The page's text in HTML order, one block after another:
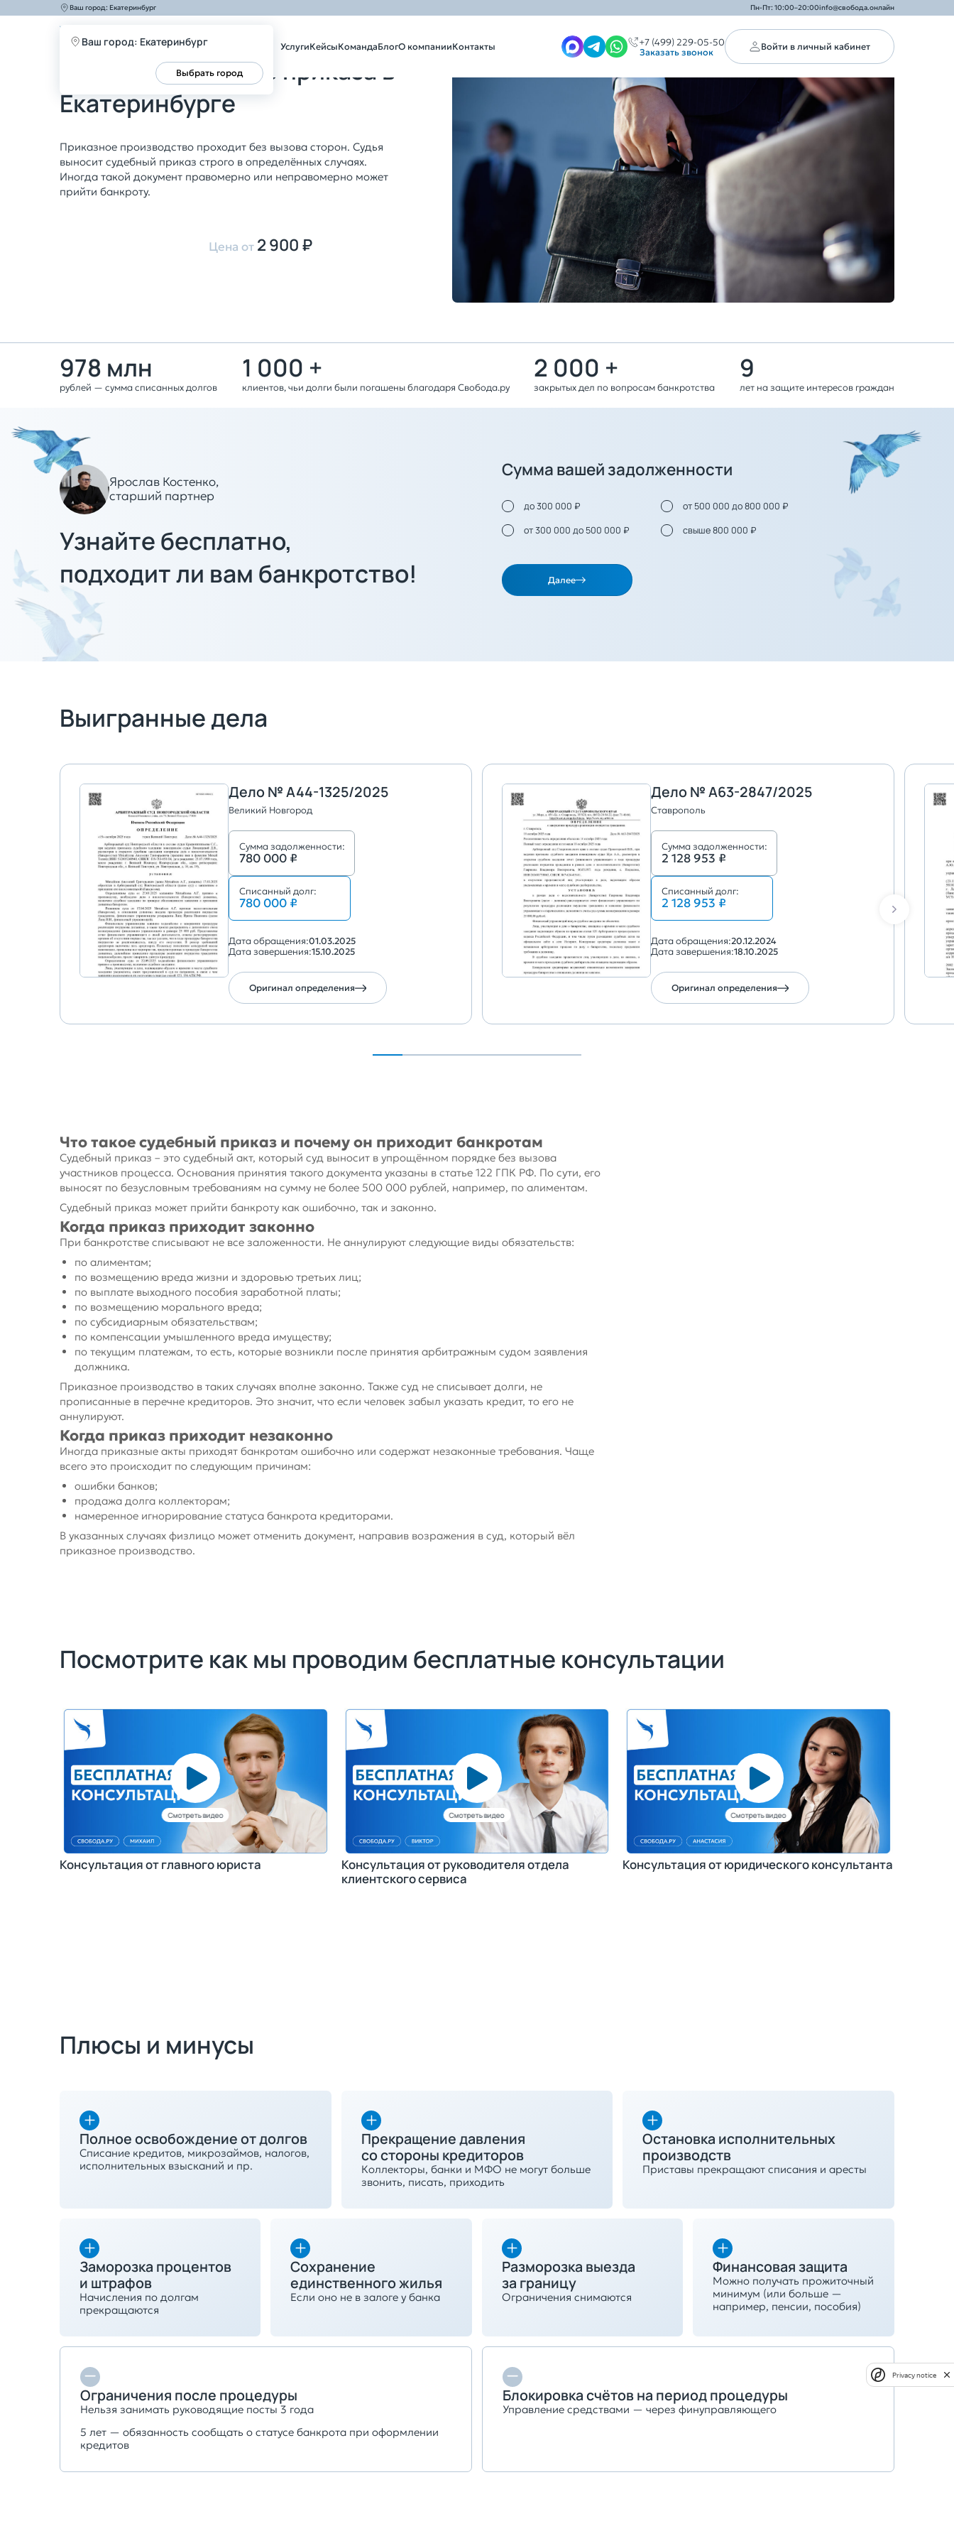
Ваш город: Екатеринбург Пн-Пт: 10:00–20:00info@свобода.онлайн
УслугиКейсыКомандаБлогО компанииКонтакты
+7 (499) 229-05-50
Заказать звонок
Войти в личный кабинет
Ваш город: Екатеринбург
Выбрать город
Главная
Отмена судебного приказа в
Екатеринбурге
Приказное производство проходит без вызова сторон. Судья
выносит судебный приказ строго в определённых случаях.
Иногда такой документ правомерно или неправомерно может
прийти банкроту.
Цена от 2 900 ₽
978 млн
рублей — сумма списанных долгов
1 000 +
клиентов, чьи долги были погашены благодаря Свобода.ру
2 000 +
закрытых дел по вопросам банкротства
9
лет на защите интересов граждан
Ярослав Костенко,
старший партнер
Узнайте бесплатно,
подходит ли вам банкротство!
Сумма вашей задолженности
до 300 000 ₽ от 500 000 до 800 000 ₽
от 300 000 до 500 000 ₽ свыше 800 000 ₽
Далее
Выигранные дела
Дело № А44-1325/2025
Великий Новгород
Сумма задолженности:
780 000 ₽
Списанный долг:
780 000 ₽
Дата обращения:01.03.2025
Дата завершения:15.10.2025
Оригинал определения
Дело № А63-2847/2025
Ставрополь
Сумма задолженности:
2 128 953 ₽
Списанный долг:
2 128 953 ₽
Дата обращения:20.12.2024
Дата завершения:18.10.2025
Оригинал определения
Что такое судебный приказ и почему он приходит банкротам
Судебный приказ – это судебный акт, который суд выносит в упрощённом порядке без вызова
участников процесса. Основания принятия такого документа указаны в статье 122 ГПК РФ. По сути, его
выносят по безусловным требованиям на сумму не более 500 000 рублей, например, по алиментам.
Судебный приказ может прийти банкроту как ошибочно, так и законно.
Когда приказ приходит законно
При банкротстве списывают не все заложенности. Не аннулируют следующие виды обязательств:
по алиментам;
по возмещению вреда жизни и здоровью третьих лиц;
по выплате выходного пособия заработной платы;
по возмещению морального вреда;
по субсидиарным обязательствам;
по компенсации умышленного вреда имуществу;
по текущим платежам, то есть, которые возникли после принятия арбитражным судом заявления
должника.
Приказное производство в таких случаях вполне законно. Также суд не списывает долги, не
прописанные в перечне кредиторов. Это значит, что если человек забыл указать кредит, то его не
аннулируют.
Когда приказ приходит незаконно
Иногда приказные акты приходят банкротам ошибочно или содержат незаконные требования. Чаще
всего это происходит по следующим причинам:
ошибки банков;
продажа долга коллекторам;
намеренное игнорирование статуса банкрота кредиторами.
В указанных случаях физлицо может отменить документ, направив возражения в суд, который вёл
приказное производство.
Посмотрите как мы проводим бесплатные консультации
Консультация от главного юриста
Консультация от руководителя отдела
клиентского сервиса
Консультация от юридического консультанта
Плюсы и минусы
Полное освобождение от долгов
Списание кредитов, микрозаймов, налогов,
исполнительных взысканий и пр.
Прекращение давления
со стороны кредиторов
Коллекторы, банки и МФО не могут больше
звонить, писать, приходить
Остановка исполнительных
производств
Приставы прекращают списания и аресты
Заморозка процентов
и штрафов
Начисления по долгам
прекращаются
Сохранение
единственного жилья
Если оно не в залоге у банка
Разморозка выезда
за границу
Ограничения снимаются
Финансовая защита
Можно получать прожиточный
минимум (или больше —
например, пенсии, пособия)
Ограничения после процедуры
Нельзя занимать руководящие посты 3 года
5 лет — обязанность сообщать о статусе банкрота при оформлении
кредитов
Блокировка счётов на период процедуры
Управление средствами — через финуправляющего
Privacy notice